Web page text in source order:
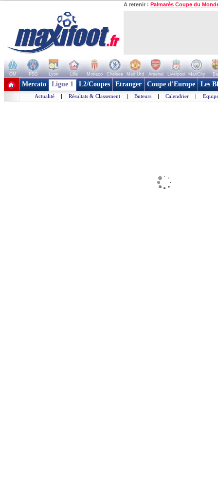
A retenir : Palmarès Coupe du
OM PSG Lyon Lille Monaco Chelsea Man Utd Arsenal Liverpool ManCity
+ de clubs
Mercato Ligue 1 L2/Coupes Etranger Coupe d'Europe Les
Actualité | Résultats & Classement | Buteurs | Calendrier |